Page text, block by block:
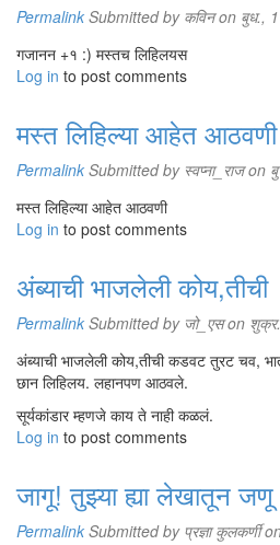
Permalink Submitted by कविनon बुध.,
गजानन +१ :) मस्तच लिहिलयस
Log in to post comments
मस्त लिहिल्या आहेत आठवणी
Permalink Submitted by स्वप्ना_राजon
मस्त लिहिल्या आहेत आठवणी
Log in to post comments
अंब्याची भाजलेली कोय,तीची
Permalink Submitted by जो_एसon
अंब्याची भाजलेली कोय,तीची कडवट तुरट चव,
छान लिहिलय. लहानपण आठवले.
सूर्यकांडार म्हणजे काय ते नाही कळलं.
Log in to post comments
जागू! तुझ्या ह्या लेखातून जणू
Permalink Submitted by प्रज्ञा कुलकर्णी